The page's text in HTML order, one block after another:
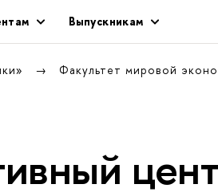
Выпускникам
Факультет мировой